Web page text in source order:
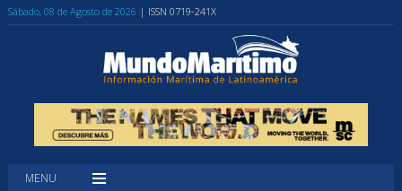
Sábado, 08 de Agosto de 2026 | ISSN 0719-241X
MENU